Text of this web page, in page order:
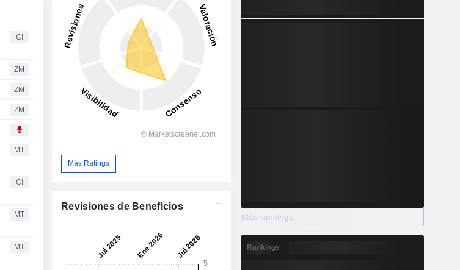
CI
ZM
ZM
ZM
MT
CI
MT
MT
Más Ratings
Revisiones de Beneficios
Más rankings
Rankings